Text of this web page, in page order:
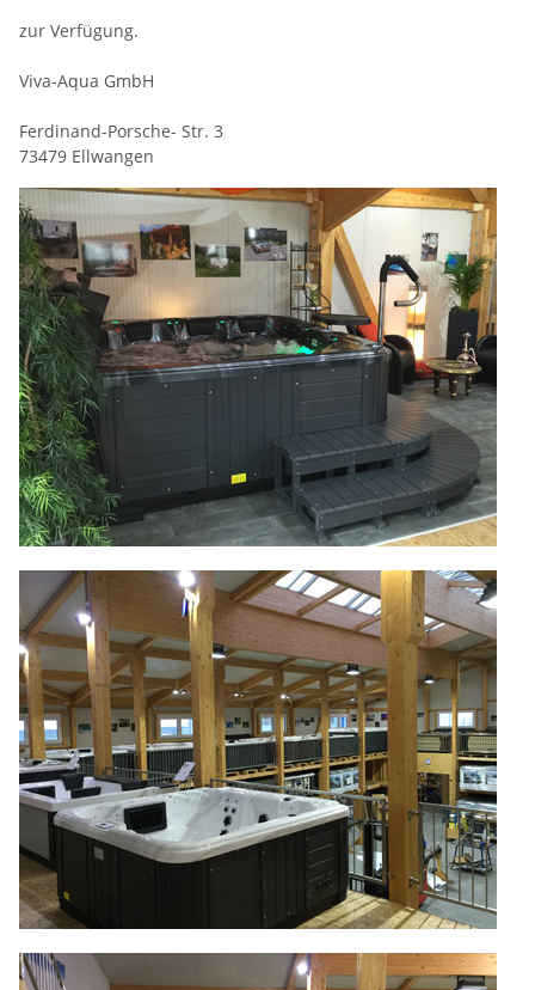
zur Verfügung.
Viva-Aqua GmbH
Ferdinand-Porsche- Str. 3
73479 Ellwangen